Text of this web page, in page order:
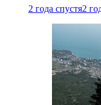
2 года спустя2